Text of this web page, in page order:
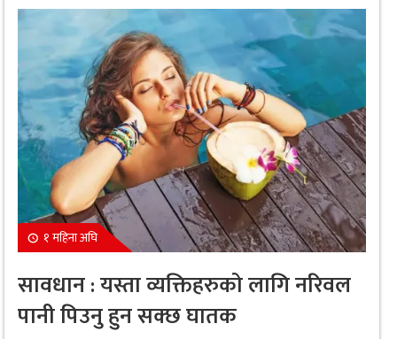
१ महिना अघि
सावधान : यस्ता व्यक्तिहरुको लागि नरिवल
पानी पिउनु हुन सक्छ घातक